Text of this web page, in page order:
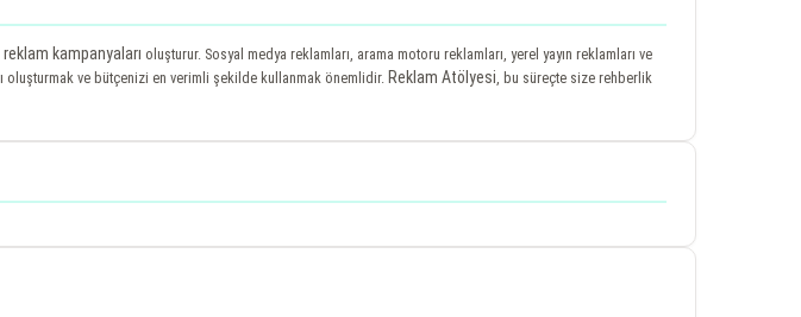
kampanyaları oluşturur. Sosyal medya reklamları, arama motoru reklamları, yerel yayın reklamları ve
ve bütçenizi en verimli şekilde kullanmak önemlidir. Reklam Atölyesi , bu süreçte size rehberlik